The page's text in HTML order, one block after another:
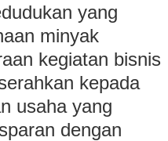
yang
minyak
kegiatan bisnis
kepada
usaha yang
dengan